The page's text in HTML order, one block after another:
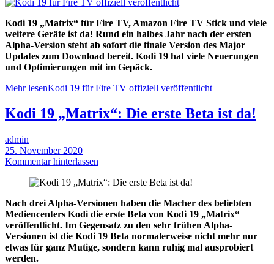
Kodi 19 „Matrix“ für Fire TV, Amazon Fire TV Stick und viele
weitere Geräte ist da! Rund ein halbes Jahr nach der ersten
Alpha-Version steht ab sofort die finale Version des Major
Updates zum Download bereit. Kodi 19 hat viele Neuerungen
und Optimierungen mit im Gepäck.
Mehr lesenKodi 19 für Fire TV offiziell veröffentlicht
Kodi 19 „Matrix“: Die erste Beta ist da!
admin
25. November 2020
Kommentar hinterlassen
Nach drei Alpha-Versionen haben die Macher des beliebten
Mediencenters Kodi die erste Beta von Kodi 19 „Matrix“
veröffentlicht. Im Gegensatz zu den sehr frühen Alpha-
Versionen ist die Kodi 19 Beta normalerweise nicht mehr nur
etwas für ganz Mutige, sondern kann ruhig mal ausprobiert
werden.